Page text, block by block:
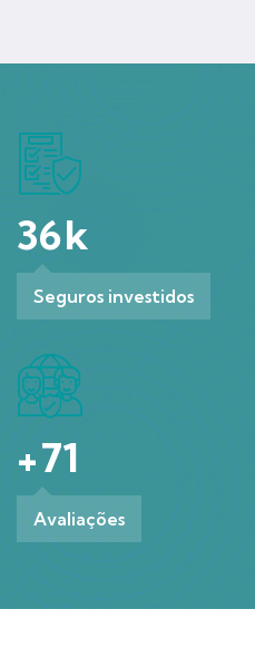
36k
Seguros investidos
+71
Avaliações